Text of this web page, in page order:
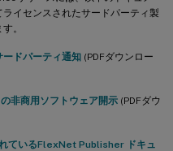
イセンスされたサードパーティ製
。
ドパーティ通知 (PDFダウンロー
非商用ソフトウェア開示 (PDFダウ
ているFlexNet Publisher ドキュ